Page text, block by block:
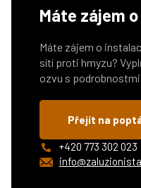
Máte zájem
Máte zájem o
sítí proti hmyzu?
ozvu s
Přejít na
+420 773 302 023